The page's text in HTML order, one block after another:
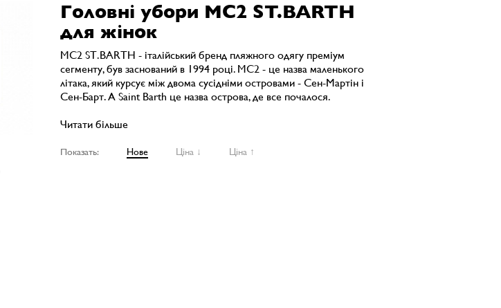
Головні убори MC2 ST.BARTH
для жінок
MC2 ST.BARTH - італійський бренд пляжного одягу преміум
сегменту, був заснований в 1994 році. MC2 - це назва маленького
літака, який курсує між двома сусідніми островами - Сен-Мартін і
Сен-Барт. А Saint Barth це назва острова, де все почалося.
Читати більше
Показать: Нове Ціна ↓ Ціна ↑